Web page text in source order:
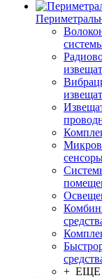
+ ЕЩЕ